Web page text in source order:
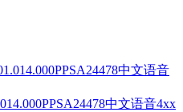
中文语音4xx